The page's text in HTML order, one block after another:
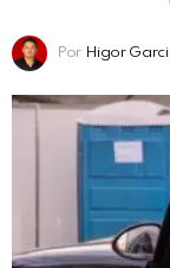
Por Higor